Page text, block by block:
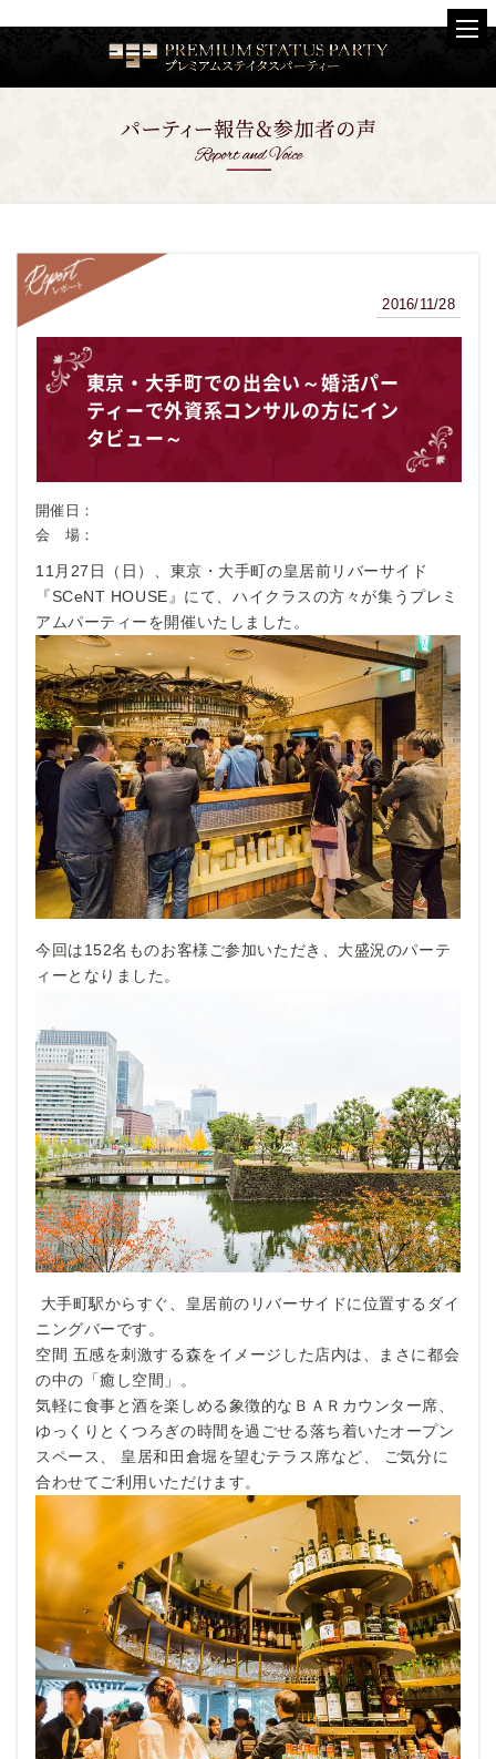
レポート
2016/11/28
東京・大手町での出会い～婚活パー
ティーで外資系コンサルの方にイン
タビュー～
開催日：
会 場：
11月27日（日）、東京・大手町の皇居前リバーサイド
『SCeNT HOUSE』にて、ハイクラスの方々が集うプレミ
アムパーティーを開催いたしました。
今回は152名ものお客様ご参加いただき、大盛況のパーテ
ィーとなりました。
大手町駅からすぐ、皇居前のリバーサイドに位置するダイ
ニングバーです。
空間 五感を刺激する森をイメージした店内は、まさに都会
の中の「癒し空間」。
気軽に食事と酒を楽しめる象徴的なＢＡＲカウンター席、
ゆっくりとくつろぎの時間を過ごせる落ち着いたオープン
スペース、 皇居和田倉堀を望むテラス席など、 ご気分に
合わせてご利用いただけます。